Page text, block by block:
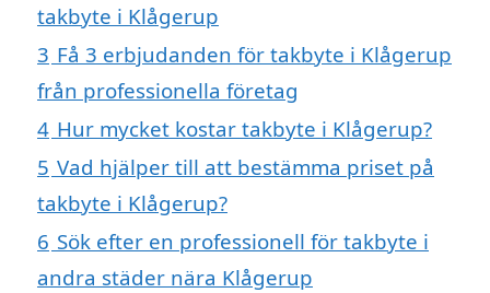
takbyte i Klågerup
3 Få 3 erbjudanden för takbyte i Klågerup
från professionella företag
4 Hur mycket kostar takbyte i Klågerup?
5 Vad hjälper till att bestämma priset på
takbyte i Klågerup?
6 Sök efter en professionell för takbyte i
andra städer nära Klågerup